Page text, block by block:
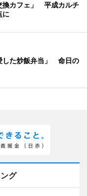
換カフェ」 平成カルチ
に
した炒飯弁当」 命日の
グ